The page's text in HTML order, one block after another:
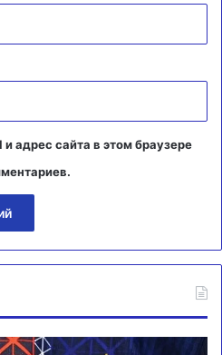
адрес сайта в этом браузере